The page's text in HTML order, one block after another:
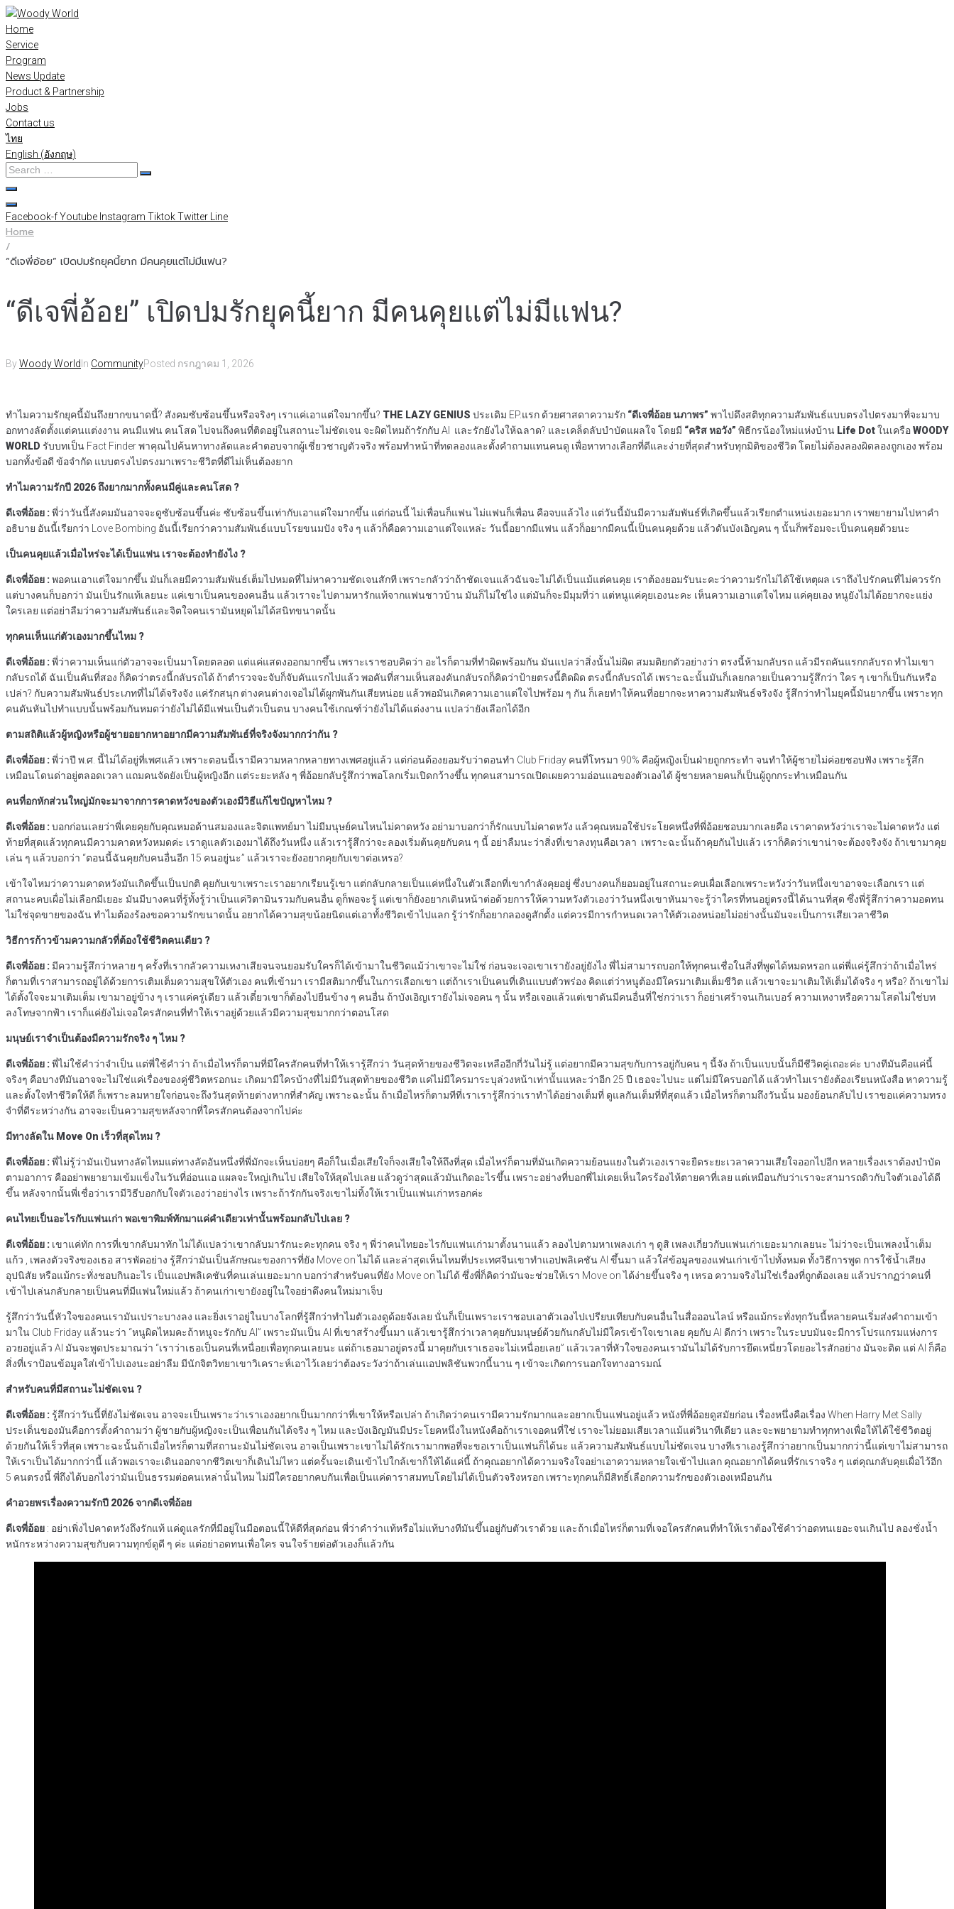
Skip
to
content
Home
Service
Program
News Update
Product & Partnership
Jobs
Contact us
ไทย
English (อังกฤษ)
Search
…
Facebook-fYoutube Instagram TiktokTwitter Line
Home
/
“ดีเจพี่อ้อย” เปิดปมรักยุคนี้ยาก มีคนคุยแต่ไม่มีแฟน?
“ดีเจพี่อ้อย” เปิดปมรักยุคนี้ยาก มีคนคุยแต่ไม่มีแฟน?
ByWoody World In CommunityPosted กรกฎาคม 1, 2026
ทำไมความรักยุคนี้มันถึงยากขนาดนี้? สังคมซับซ้อนขึ้นหรือจริงๆ เราแค่เอาแต่ใจมากขึ้น? THE LAZY GENIUS ประเดิม EP.แรก ด้วยศาสดาความรัก “ดีเจพี่อ้อย นภาพร” พาไปดึงสติทุกความสัมพันธ์แบบตรงไปตรงมาที่จะมาบ
อกทางลัดตั้งแต่คนแต่งงาน คนมีแฟน คนโสด ไปจนถึงคนที่ติดอยู่ในสถานะไม่ชัดเจน จะผิดไหมถ้ารักกับ AI และรักยังไงให้ฉลาด? และเคล็ดลับบำบัดแผลใจ โดยมี “คริส หอวัง” พิธีกรน้องใหม่แห่งบ้าน Life DotในเครือWOODY
WORLD รับบทเป็น Fact Finder พาคุณไปค้นหาทางลัดและคำตอบจากผู้เชี่ยวชาญตัวจริง พร้อมทำหน้าที่ทดลองและตั้งคำถามแทนคนดู เพื่อหาทางเลือกที่ดีและง่ายที่สุดสำหรับทุกมิติของชีวิต โดยไม่ต้องลองผิดลองถูกเอง พร้อม
บอกทั้งข้อดี ข้อจำกัด แบบตรงไปตรงมาเพราะชีวิตที่ดีไม่เห็นต้องยาก
ทำไมความรักปี 2026 ถึงยากมากทั้งคนมีคู่และคนโสด ?
ดีเจพี่อ้อย :พี่ว่าวันนี้สังคมมันอาจจะดูซับซ้อนขึ้นค่ะ ซับซ้อนขึ้นเท่ากับเอาแต่ใจมากขึ้น แต่ก่อนนี้ ไม่เพื่อนก็แฟน ไม่แฟนก็เพื่อน คือจบแล้วไง แต่วันนี้มันมีความสัมพันธ์ที่เกิดขึ้นแล้วเรียกตำแหน่งเยอะมาก เราพยายามไปหาคำ
อธิบาย อันนี้เรียกว่า Love Bombing อันนี้เรียกว่าความสัมพันธ์แบบโรยขนมปัง จริง ๆ แล้วก็คือความเอาแต่ใจแหล่ะ วันนี้อยากมีแฟน แล้วก็อยากมีคนนี้เป็นคนคุยด้วย แล้วดันบังเอิญคน ๆ นั้นก็พร้อมจะเป็นคนคุยด้วยนะ
เป็นคนคุยแล้วเมื่อไหร่จะได้เป็นแฟน เราจะต้องทำยังไง ?
ดีเจพี่อ้อย :พอคนเอาแต่ใจมากขึ้น มันก็เลยมีความสัมพันธ์เต็มไปหมดที่ไม่หาความชัดเจนสักที เพราะกลัวว่าถ้าชัดเจนแล้วฉันจะไม่ได้เป็นแม้แต่คนคุย เราต้องยอมรับนะคะว่าความรักไม่ได้ใช้เหตุผล เราถึงไปรักคนที่ไม่ควรรัก
แต่บางคนก็บอกว่า มันเป็นรักแท้เลยนะ แค่เขาเป็นคนของคนอื่น แล้วเราจะไปตามหารักแท้จากแฟนชาวบ้าน มันก็ไม่ใช่ไง แต่มันก็จะมีมุมที่ว่า แต่หนูแค่คุยเองนะคะ เห็นความเอาแต่ใจไหม แค่คุยเอง หนูยังไม่ได้อยากจะแย่ง
ใครเลย แต่อย่าลืมว่าความสัมพันธ์และจิตใจคนเรามันหยุดไม่ได้สนิทขนาดนั้น
ทุกคนเห็นแก่ตัวเองมากขึ้นไหม ?
ดีเจพี่อ้อย :พี่ว่าความเห็นแก่ตัวอาจจะเป็นมาโดยตลอด แต่แค่แสดงออกมากขึ้น เพราะเราชอบคิดว่า อะไรก็ตามที่ทำผิดพร้อมกัน มันแปลว่าสิ่งนั้นไม่ผิด สมมติยกตัวอย่างว่า ตรงนี้ห้ามกลับรถ แล้วมีรถคันแรกกลับรถ ทำไมเขา
กลับรถได้ ฉันเป็นคันที่สอง ก็คิดว่าตรงนี้กลับรถได้ ถ้าตำรวจจะจับก็จับคันแรกไปแล้ว พอคันที่สามเห็นสองคันกลับรถก็คิดว่าป้ายตรงนี้ติดผิด ตรงนี้กลับรถได้ เพราะฉะนั้นมันก็เลยกลายเป็นความรู้สึกว่า ใคร ๆ เขาก็เป็นกันหรือ
เปล่า? กับความสัมพันธ์ประเภทที่ไม่ได้จริงจัง แค่รักสนุก ต่างคนต่างเจอไม่ได้ผูกพันกันเสียหน่อย แล้วพอมันเกิดความเอาแต่ใจไปพร้อม ๆ กัน ก็เลยทำให้คนที่อยากจะหาความสัมพันธ์จริงจัง รู้สึกว่าทำไมยุคนี้มันยากขึ้น เพราะทุก
คนดันหันไปทำแบบนั้นพร้อมกันหมดว่ายังไม่ได้มีแฟนเป็นตัวเป็นตน บางคนใช้เกณฑ์ว่ายังไม่ได้แต่งงาน แปลว่ายังเลือกได้อีก
ตามสถิติแล้วผู้หญิงหรือผู้ชายอยากหาอยากมีความสัมพันธ์ที่จริงจังมากกว่ากัน ?
ดีเจพี่อ้อย :พี่ว่าปี พ.ศ. นี้ไม่ได้อยู่ที่เพศแล้ว เพราะตอนนี้เรามีความหลากหลายทางเพศอยู่แล้ว แต่ก่อนต้องยอมรับว่าตอนทำ Club Friday คนที่โทรมา 90% คือผู้หญิงเป็นฝ่ายถูกกระทำ จนทำให้ผู้ชายไม่ค่อยชอบฟัง เพราะรู้สึก
เหมือนโดนด่าอยู่ตลอดเวลา แถมคนจัดยังเป็นผู้หญิงอีก แต่ระยะหลัง ๆ พี่อ้อยกลับรู้สึกว่าพอโลกเริ่มเปิดกว้างขึ้น ทุกคนสามารถเปิดเผยความอ่อนแอของตัวเองได้ ผู้ชายหลายคนก็เป็นผู้ถูกกระทำเหมือนกัน
คนที่อกหักส่วนใหญ่มักจะมาจากการคาดหวังของตัวเองมีวิธีแก้ไขปัญหาไหม ?
ดีเจพี่อ้อย :บอกก่อนเลยว่าพี่เคยคุยกับคุณหมอด้านสมองและจิตแพทย์มา ไม่มีมนุษย์คนไหนไม่คาดหวัง อย่ามาบอกว่าก็รักแบบไม่คาดหวัง แล้วคุณหมอใช้ประโยคหนึ่งที่พี่อ้อยชอบมากเลยคือ เราคาดหวังว่าเราจะไม่คาดหวัง แต่
ท้ายที่สุดแล้วทุกคนมีความคาดหวังหมดค่ะ เราดูแลตัวเองมาได้ถึงวันหนึ่ง แล้วเรารู้สึกว่าจะลองเริ่มต้นคุยกับคน ๆ นี้ อย่าลืมนะว่าสิ่งที่เขาลงทุนคือเวลา เพราะฉะนั้นถ้าคุยกันไปแล้ว เราก็คิดว่าเขาน่าจะต้องจริงจัง ถ้าเขามาคุย
เล่น ๆ แล้วบอกว่า “ตอนนี้ฉันคุยกับคนอื่นอีก 15 คนอยู่นะ” แล้วเราจะยังอยากคุยกับเขาต่อเหรอ?
เข้าใจไหมว่าความคาดหวังมันเกิดขึ้นเป็นปกติ คุยกับเขาเพราะเราอยากเรียนรู้เขา แต่กลับกลายเป็นแค่หนึ่งในตัวเลือกที่เขากำลังคุยอยู่ ซึ่งบางคนก็ยอมอยู่ในสถานะคบเผื่อเลือกเพราะหวังว่าวันหนึ่งเขาอาจจะเลือกเรา แต่
สถานะคบเผื่อไม่เลือกมีเยอะ มันมีบางคนที่รู้ทั้งรู้ว่าเป็นแค่วิตามินรวมกับคนอื่น ดูก็พอจะรู้ แต่เขาก็ยังอยากเดินหน้าต่อด้วยการให้ความหวังตัวเองว่าวันหนึ่งเขาหันมาจะรู้ว่าใครที่ทนอยู่ตรงนี้ได้นานที่สุด ซึ่งพี่รู้สึกว่าความอดทน
ไม่ใช่จุดขายของฉัน ทำไมต้องร้องขอความรักขนาดนั้น อยากได้ความสุขน้อยนิดแต่เอาทั้งชีวิตเข้าไปแลก รู้ว่ารักก็อยากลองดูสักตั้ง แต่ควรมีการกำหนดเวลาให้ตัวเองหน่อยไม่อย่างนั้นมันจะเป็นการเสียเวลาชีวิต
วิธีการก้าวข้ามความกลัวที่ต้องใช้ชีวิตคนเดียว ?
ดีเจพี่อ้อย : มีความรู้สึกว่าหลาย ๆ ครั้งที่เรากลัวความเหงาเสียจนจนยอมรับใครก็ได้เข้ามาในชีวิตแม้ว่าเขาจะไม่ใช่ ก่อนจะเจอเขาเรายังอยู่ยังไง พี่ไม่สามารถบอกให้ทุกคนเชื่อในสิ่งที่พูดได้หมดหรอก แต่พี่แค่รู้สึกว่าถ้าเมื่อไหร่
ก็ตามที่เราสามารถอยู่ได้ด้วยการเติมเต็มความสุขให้ตัวเอง คนที่เข้ามา เรามีสติมากขึ้นในการเลือกเขา แต่ถ้าเราเป็นคนที่เดินแบบตัวพร่อง คิดแต่ว่าหนูต้องมีใครมาเติมเต็มชีวิต แล้วเขาจะมาเติมให้เต็มได้จริง ๆ หรือ? ถ้าเขาไม่
ได้ตั้งใจจะมาเติมเต็ม เขามาอยู่ข้าง ๆ เราแค่ครู่เดียว แล้วเดี๋ยวเขาก็ต้องไปยืนข้าง ๆ คนอื่น ถ้าบังเอิญเรายังไม่เจอคน ๆ นั้น หรือเจอแล้วแต่เขาดันมีคนอื่นที่ใช่กว่าเรา ก็อย่าเศร้าจนเกินเบอร์ ความเหงาหรือความโสดไม่ใช่บท
ลงโทษจากฟ้า เราก็แค่ยังไม่เจอใครสักคนที่ทำให้เราอยู่ด้วยแล้วมีความสุขมากกว่าตอนโสด
มนุษย์เราจำเป็นต้องมีความรักจริง ๆ ไหม ?
ดีเจพี่อ้อย :พี่ไม่ใช้คำว่าจำเป็น แต่พี่ใช้คำว่า ถ้าเมื่อไหร่ก็ตามที่มีใครสักคนที่ทำให้เรารู้สึกว่า วันสุดท้ายของชีวิตจะเหลืออีกกี่วันไม่รู้ แต่อยากมีความสุขกับการอยู่กับคน ๆ นี้จัง ถ้าเป็นแบบนั้นก็มีชีวิตคู่เถอะค่ะ บางทีมันคือแค่นี้
จริงๆ คือบางทีมันอาจจะไม่ใช่แค่เรื่องของคู่ชีวิตหรอกนะ เกิดมามีใครบ้างที่ไม่มีวันสุดท้ายของชีวิต แค่ไม่มีใครมาระบุล่วงหน้าเท่านั้นแหละว่าอีก 25 ปี เธอจะไปนะ แต่ไม่มีใครบอกได้ แล้วทำไมเรายังต้องเรียนหนังสือ หาความรู้
และตั้งใจทำชีวิตให้ดี ก็เพราะลมหายใจก่อนจะถึงวันสุดท้ายต่างหากที่สำคัญ เพราะฉะนั้น ถ้าเมื่อไหร่ก็ตามทีที่เราเรารู้สึกว่าเราทำได้อย่างเต็มที่ ดูแลกันเต็มที่ที่สุดแล้ว เมื่อไหร่ก็ตามถึงวันนั้น มองย้อนกลับไป เราขอแค่ความทรง
จำที่ดีระหว่างกัน อาจจะเป็นความสุขหลังจากที่ใครสักคนต้องจากไปค่ะ
มีทางลัดใน Move On เร็วที่สุดไหม ?
ดีเจพี่อ้อย :พี่ไม่รู้ว่ามันเป้นทางลัดไหมแต่ทางลัดอันหนึ่งที่พี่มักจะเห็นบ่อยๆ คือก็ในเมื่อเสียใจก็จงเสียใจให้ถึงที่สุด เมื่อไหร่ก็ตามที่มันเกิดความย้อนแยงในตัวเองเราจะยืดระยะเวลาความเสียใจออกไปอีก หลายเรื่องเราต้องบำบัด
ตามอาการ คืออย่าพยายามเข้มแข็งในวันที่อ่อนแอ แผลจะใหญ่เกินไป เสียใจให้สุดไปเลย แล้วดูว่าสุดแล้วมันเกิดอะไรขึ้น เพราะอย่างที่บอกพี่ไม่เคยเห็นใครร้องไห้ตายคาที่เลย แต่เหมือนกับว่าเราจะสามารถดิวกับใจตัวเองได้ดี
ขึ้น หลังจากนั้นพี่เชื่อว่าเรามีวิธีบอกกับใจตัวเองว่าอย่างไร เพราะถ้ารักกันจริงเขาไม่ทิ้งให้เราเป็นแฟนเก่าหรอกค่ะ
คนไทยเป็นอะไรกับแฟนเก่า พอเขาพิมพ์ทักมาแค่คำเดียวเท่านั้นพร้อมกลับไปเลย ?
ดีเจพี่อ้อย : เขาแค่ทัก การที่เขากลับมาทัก ไม่ได้แปลว่าเขากลับมารักนะคะทุกคน จริง ๆ พี่ว่าคนไทยอะไรกับแฟนเก่ามาตั้งนานแล้ว ลองไปตามหาเพลงเก่า ๆ ดูสิ เพลงเกี่ยวกับแฟนเก่าเยอะมากเลยนะ ไม่ว่าจะเป็นเพลงน้ำเต็ม
แก้ว , เพลงตัวจริงของเธอ สารพัดอย่าง รู้สึกว่ามันเป็นลักษณะของการที่ยัง Move on ไม่ได้ และล่าสุดเห็นไหมที่ประเทศจีนเขาทำแอปพลิเคชัน AI ขึ้นมา แล้วใส่ข้อมูลของแฟนเก่าเข้าไปทั้งหมด ทั้งวิธีการพูด การใช้น้ำเสียง
อุปนิสัย หรือแม้กระทั่งชอบกินอะไร เป็นแอปพลิเคชันที่คนเล่นเยอะมาก บอกว่าสำหรับคนที่ยัง Move on ไม่ได้ ซึ่งพี่ก็คิดว่ามันจะช่วยให้เรา Move on ได้ง่ายขึ้นจริง ๆ เหรอ ความจริงไม่ใช่เรื่องที่ถูกต้องเลย แล้วปรากฏว่าคนที่
เข้าไปเล่นกลับกลายเป็นคนที่มีแฟนใหม่แล้ว ถ้าคนเก่าเขายังอยู่ในใจอย่าดึงคนใหม่มาเจ็บ
รู้สึกว่าวันนี้หัวใจของคนเรามันเปราะบางลง และยิ่งเราอยู่ในบางโลกที่รู้สึกว่าทำไมตัวเองดูด้อยจังเลย นั่นก็เป็นเพราะเราชอบเอาตัวเองไปเปรียบเทียบกับคนอื่นในสื่อออนไลน์ หรือแม้กระทั่งทุกวันนี้หลายคนเริ่มส่งคำถามเข้า
มาใน Club Friday แล้วนะว่า “หนูผิดไหมคะถ้าหนูจะรักกับ AI” เพราะมันเป็น AI ที่เขาสร้างขึ้นมา แล้วเขารู้สึกว่าเวลาคุยกับมนุษย์ด้วยกันกลับไม่มีใครเข้าใจเขาเลย คุยกับ AI ดีกว่า เพราะในระบบมันจะมีการโปรแกรมแห่งการ
อวยอยู่แล้ว AI มันจะพูดประมาณว่า “เราว่าเธอเป็นคนที่เหนื่อยเพื่อทุกคนเลยนะ แต่ถ้าเธอมาอยู่ตรงนี้ มาคุยกับเราเธอจะไม่เหนื่อยเลย” แล้วเวลาที่หัวใจของคนเรามันไม่ได้รับการยึดเหนี่ยวโดยอะไรสักอย่าง มันจะติด แต่ AI ก็คือ
สิ่งที่เราป้อนข้อมูลใส่เข้าไปเองนะอย่าลืม มีนักจิตวิทยาเขาวิเคราะห์เอาไว้เลยว่าต้องระวังว่าถ้าเล่นแอปพลิชันพวกนี้นาน ๆ เข้าจะเกิดการนอกใจทางอารมณ์
สำหรับคนที่มีสถานะไม่ชัดเจน ?
ดีเจพี่อ้อย : รู้สึกว่าวันนี้ที่ยังไม่ชัดเจน อาจจะเป็นเพราะว่าเราเองอยากเป็นมากกว่าที่เขาให้หรือเปล่า ถ้าเกิดว่าคนเรามีความรักมากและอยากเป็นแฟนอยู่แล้ว หนังที่พี่อ้อยดูสมัยก่อน เรื่องหนึ่งคือเรื่อง When Harry Met Sally
ประเด็นของมันคือการตั้งคำถามว่า ผู้ชายกับผู้หญิงจะเป็นเพื่อนกันได้จริง ๆ ไหม และบังเอิญมันมีประโยคหนึ่งในหนังคือถ้าเราเจอคนที่ใช่ เราจะไม่ยอมเสียเวลาแม้แต่วินาทีเดียว และจะพยายามทำทุกทางเพื่อให้ได้ใช้ชีวิตอยู่
ด้วยกันให้เร็วที่สุด เพราะฉะนั้นถ้าเมื่อไหร่ก็ตามที่สถานะมันไม่ชัดเจน อาจเป็นเพราะเขาไม่ได้รักเรามากพอที่จะขอเราเป็นแฟนก็ได้นะ แล้วความสัมพันธ์แบบไม่ชัดเจน บางทีเราเองรู้สึกว่าอยากเป็นมากกว่านี้แต่เขาไม่สามารถ
ให้เราเป็นได้มากกว่านี้ แล้วพอเราจะเดินออกจากชีวิตเขาก็เดินไม่ไหว แต่ครั้นจะเดินเข้าไปใกล้เขาก็ให้ได้แค่นี้ ถ้าคุณอยากได้ความจริงใจอย่าเอาความหลายใจเข้าไปแลก คุณอยากได้คนที่รักเราจริง ๆ แต่คุณกลับคุยเผื่อไว้อีก
5 คนตรงนี้ พี่ถึงได้บอกไงว่ามันเป็นธรรมต่อคนเหล่านั้นไหม ไม่มีใครอยากคบกันเพื่อเป็นแค่ดาราสมทบโดยไม่ได้เป็นตัวจริงหรอก เพราะทุกคนก็มีสิทธิ์เลือกความรักของตัวเองเหมือนกัน
คำอวยพรเรื่องความรักปี 2026 จากดีเจพี่อ้อย
ดีเจพี่อ้อย : อย่าเพิ่งไปคาดหวังถึงรักแท้ แค่ดูแลรักที่มีอยู่ในมือตอนนี้ให้ดีที่สุดก่อน พี่ว่าคำว่าแท้หรือไม่แท้บางทีมันขึ้นอยู่กับตัวเราด้วย และถ้าเมื่อไหร่ก็ตามที่เจอใครสักคนที่ทำให้เราต้องใช้คำว่าอดทนเยอะจนเกินไป ลองชั่งน้ำ
หนักระหว่างความสุขกับความทุกข์ดูดี ๆ ค่ะ แต่อย่าอดทนเพื่อใคร จนใจร้ายต่อตัวเองก็แล้วกัน